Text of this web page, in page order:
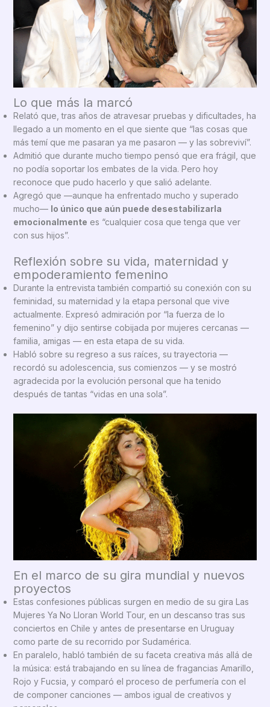
Lo que más la marcó
Relató que, tras años de atravesar pruebas y dificultades, ha
llegado a un momento en el que siente que “las cosas que
más temí que me pasaran ya me pasaron — y las sobreviví”.
Admitió que durante mucho tiempo pensó que era frágil, que
no podía soportar los embates de la vida. Pero hoy
reconoce que pudo hacerlo y que salió adelante.
Agregó que —aunque ha enfrentado mucho y superado
mucho— lo único que aún puede desestabilizarla
emocionalmente es “cualquier cosa que tenga que ver
con sus hijos”.
Reflexión sobre su vida, maternidad y
empoderamiento femenino
Durante la entrevista también compartió su conexión con su
feminidad, su maternidad y la etapa personal que vive
actualmente. Expresó admiración por “la fuerza de lo
femenino” y dijo sentirse cobijada por mujeres cercanas —
familia, amigas — en esta etapa de su vida.
Habló sobre su regreso a sus raíces, su trayectoria —
recordó su adolescencia, sus comienzos — y se mostró
agradecida por la evolución personal que ha tenido
después de tantas “vidas en una sola”.
En el marco de su gira mundial y nuevos
proyectos
Estas confesiones públicas surgen en medio de su gira Las
Mujeres Ya No Lloran World Tour, en un descanso tras sus
conciertos en Chile y antes de presentarse en Uruguay
como parte de su recorrido por Sudamérica.
En paralelo, habló también de su faceta creativa más allá de
la música: está trabajando en su línea de fragancias Amarillo,
Rojo y Fucsia, y comparó el proceso de perfumería con el
de componer canciones — ambos igual de creativos y